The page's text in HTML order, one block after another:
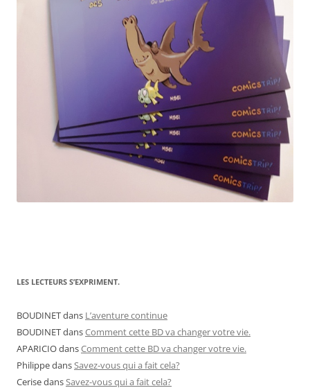
LES LECTEURS S’EXPRIMENT.
BOUDINETdans L’aventure continue
BOUDINETdansComment cette BD va changer votre vie.
APARICIOdansComment cette BD va changer votre vie.
PhilippedansSavez-vous qui a fait cela?
CerisedansSavez-vous qui a fait cela?